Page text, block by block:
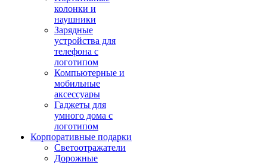
колонки и
наушники
Зарядные
устройства для
телефона с
логотипом
Компьютерные и
мобильные
аксессуары
Гаджеты для
умного дома с
логотипом
Корпоративные подарки
Светоотражатели
Дорожные